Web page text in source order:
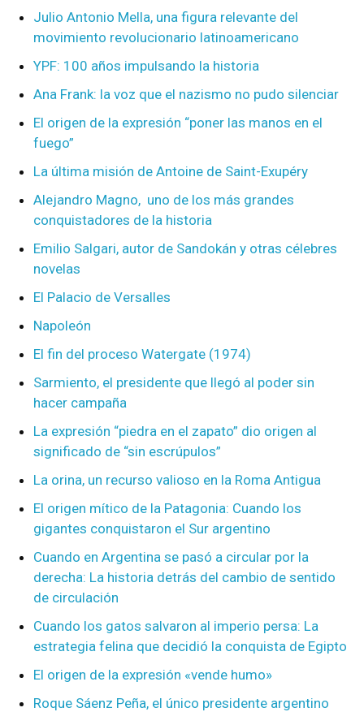
Julio Antonio Mella, una figura relevante del
movimiento revolucionario latinoamericano
YPF: 100 años impulsando la historia
Ana Frank: la voz que el nazismo no pudo silenciar
El origen de la expresión “poner las manos en el
fuego”
La última misión de Antoine de Saint-Exupéry
Alejandro Magno, uno de los más grandes
conquistadores de la historia
Emilio Salgari, autor de Sandokán y otras célebres
novelas
El Palacio de Versalles
Napoleón
El fin del proceso Watergate (1974)
Sarmiento, el presidente que llegó al poder sin
hacer campaña
La expresión “piedra en el zapato” dio origen al
significado de “sin escrúpulos”
La orina, un recurso valioso en la Roma Antigua
El origen mítico de la Patagonia: Cuando los
gigantes conquistaron el Sur argentino
Cuando en Argentina se pasó a circular por la
derecha: La historia detrás del cambio de sentido
de circulación
Cuando los gatos salvaron al imperio persa: La
estrategia felina que decidió la conquista de Egipto
El origen de la expresión «vende humo»
Roque Sáenz Peña, el único presidente argentino